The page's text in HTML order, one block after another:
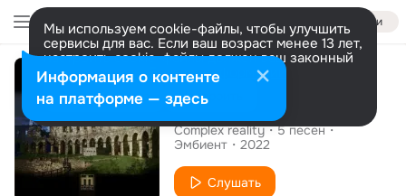
Войти
Мы используем cookie-файлы, чтобы улучшить
сервисы для вас. Если ваш возраст менее 13 лет,
настроить cookie-файлы должен ваш законный
представитель. Больше информации
Разрешить все Настроить
Альбом
The Empire
Complex reality 5песен
Эмбиент
2022
Слушать
Информация о контенте
на платформе — здесь